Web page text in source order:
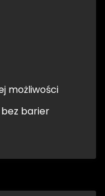
możliwości
barier